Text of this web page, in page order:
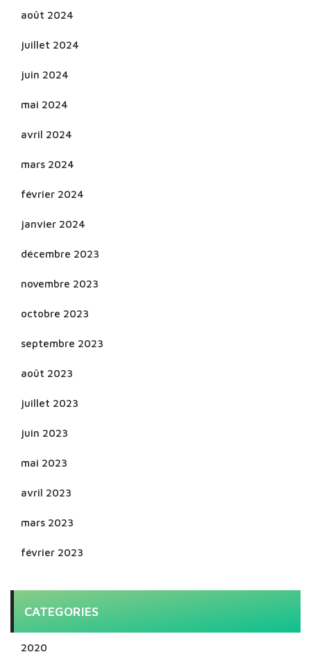
août 2024
juillet 2024
juin 2024
mai 2024
avril 2024
mars 2024
février 2024
janvier 2024
décembre 2023
novembre 2023
octobre 2023
septembre 2023
août 2023
juillet 2023
juin 2023
mai 2023
avril 2023
mars 2023
février 2023
CATEGORIES
2020